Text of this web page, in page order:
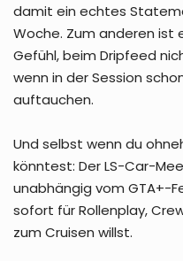
damit ein echtes
Woche. Zum anderen ist
Gefühl, beim Dripfeed
wenn in der Session
auftauchen.
Und selbst wenn du
könntest: Der LS-Car-
unabhängig vom GTA+-
sofort für Rollenplay,
zum Cruisen willst.